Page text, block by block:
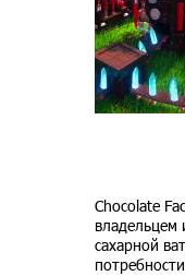
Chocolate
владельцем
сахарной